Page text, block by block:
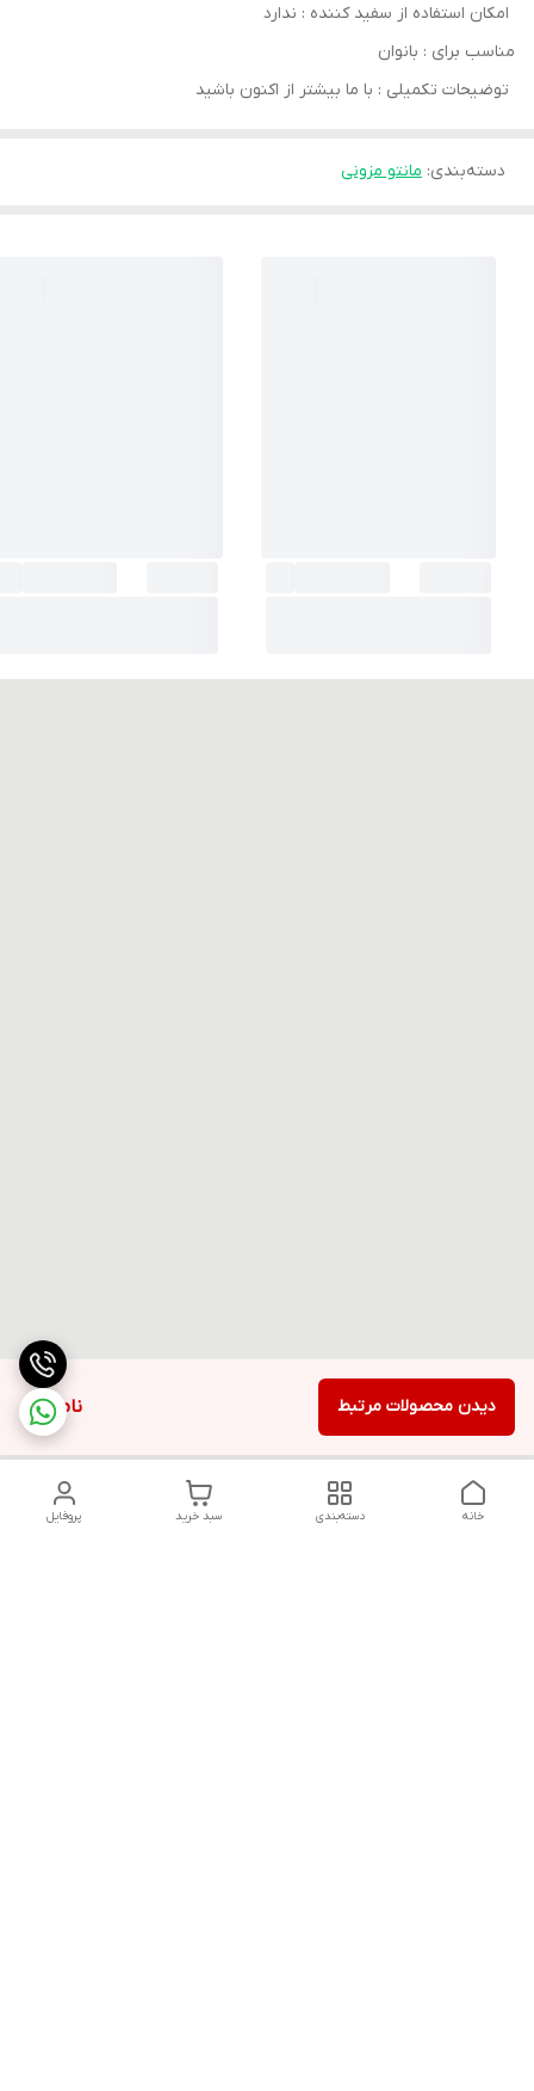
ناموجود دیدن محصولات مرتبط
امکان استفاده از سفید کننده : ندارد
مناسب برای : بانوان
توضیحات تکمیلی : با ما بیشتر از اکنون باشید
دسته‌بندی: مانتو مزونی
پروفایل سبد خرید دسته‌بندی خانه